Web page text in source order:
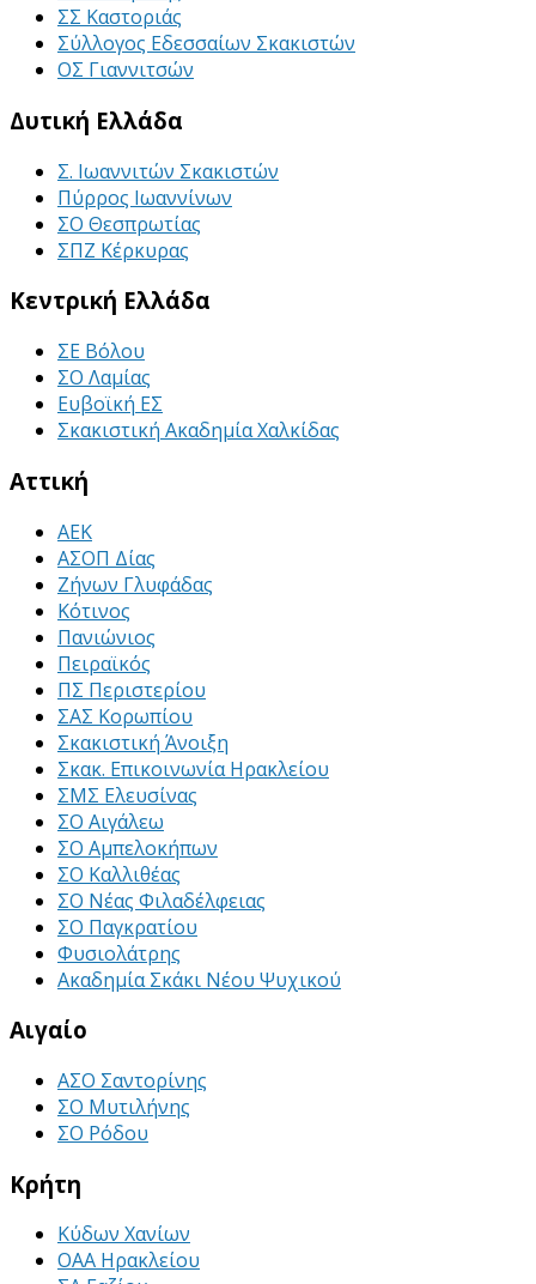
ΣΣ Καστοριάς
Σύλλογος Εδεσσαίων Σκακιστών
ΟΣ Γιαννιτσών
Δυτική Ελλάδα
Σ. Ιωαννιτών Σκακιστών
Πύρρος Ιωαννίνων
ΣΟ Θεσπρωτίας
ΣΠΖ Κέρκυρας
Κεντρική Ελλάδα
ΣΕ Βόλου
ΣΟ Λαμίας
Ευβοϊκή ΕΣ
Σκακιστική Ακαδημία Χαλκίδας
Αττική
ΑΕΚ
ΑΣΟΠ Δίας
Ζήνων Γλυφάδας
Κότινος
Πανιώνιος
Πειραϊκός
ΠΣ Περιστερίου
ΣΑΣ Κορωπίου
Σκακιστική Άνοιξη
Σκακ. Επικοινωνία Ηρακλείου
ΣΜΣ Ελευσίνας
ΣΟ Αιγάλεω
ΣΟ Αμπελοκήπων
ΣΟ Καλλιθέας
ΣΟ Νέας Φιλαδέλφειας
ΣΟ Παγκρατίου
Φυσιολάτρης
Ακαδημία Σκάκι Νέου Ψυχικού
Αιγαίο
ΑΣΟ Σαντορίνης
ΣΟ Μυτιλήνης
ΣΟ Ρόδου
Κρήτη
Κύδων Χανίων
ΟΑΑ Ηρακλείου